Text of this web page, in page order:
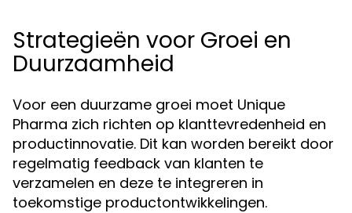
Strategieën voor Groei en
Duurzaamheid
Voor een duurzame groei moet Unique
Pharma zich richten op klanttevredenheid en
productinnovatie. Dit kan worden bereikt door
regelmatig feedback van klanten te
verzamelen en deze te integreren in
toekomstige productontwikkelingen.